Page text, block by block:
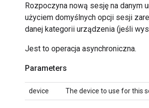
Rozpoczyna nową sesję na danym
użyciem domyślnych opcji sesji
danej kategorii urządzenia (jeśli
Jest to operacja asynchroniczna.
Parameters
device The device to use for this